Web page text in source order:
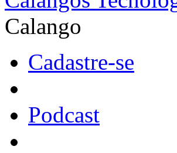
Calango
Cadastre-se
Podcast